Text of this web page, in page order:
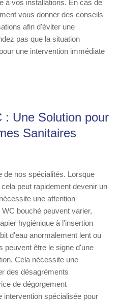
à vos installations. En cas de
vous donner des conseils
afin d'éviter une
pas que la situation
une intervention immédiate
: Une Solution pour
Sanitaires
de nos spécialités. Lorsque
peut rapidement devenir un
une attention
bouché peuvent varier,
hygiénique à l'insertion
d'eau anormalement lent ou
peuvent être le signe d'une
Cela nécessite une
des désagréments
de dégorgement
intervention spécialisée pour